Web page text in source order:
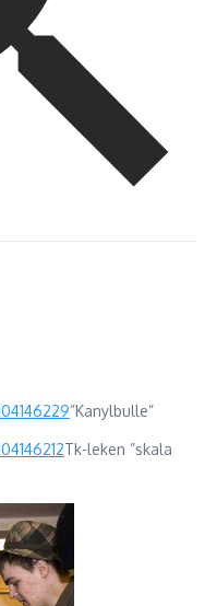
”Kanylbulle”
Tk-leken ”skala